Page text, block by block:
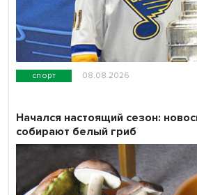
спорт 08.08.2026
Начался настоящий сезон:
собирают белый гриб